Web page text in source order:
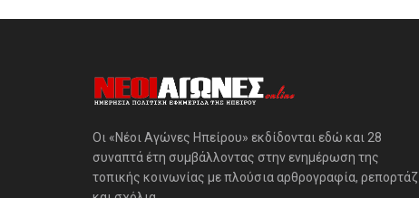
Οι «Νέοι Αγώνες Ηπείρου» εκδίδονται εδώ και 28
συναπτά έτη συμβάλλοντας στην ενημέρωση της
τοπικής κοινωνίας με πλούσια αρθρογραφία, ρεπορτάζ